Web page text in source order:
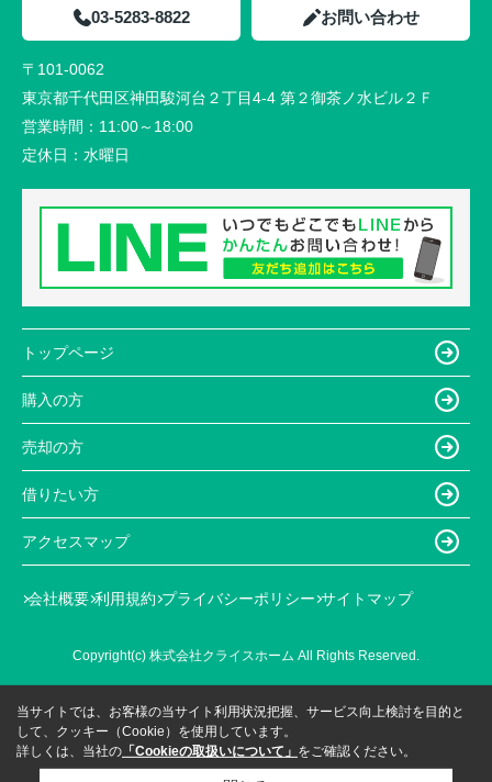
03-5283-8822 お問い合わせ
〒101-0062
東京都千代田区神田駿河台２丁目4-4 第２御茶ノ水ビル２Ｆ
営業時間： 11:00～18:00
定休日： 水曜日
トップページ
購入の方
売却の方
借りたい方
アクセスマップ
会社概要 利用規約 プライバシーポリシー サイトマップ
Copyright(c) 株式会社クライスホーム All Rights Reserved.
当サイトでは、お客様の当サイト利用状況把握、サービス向上検討を目的と
して、クッキー（Cookie）を使用しています。
詳しくは、当社の 「Cookieの取扱いについて」 をご確認ください。